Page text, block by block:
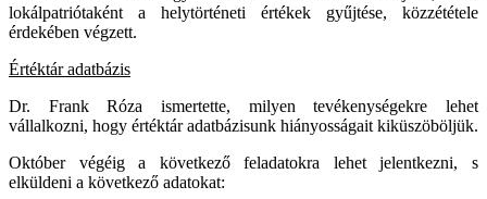
lokálpatriótaként a helytörténeti értékek gyűjtése, közzététele
érdekében végzett.
Értéktár adatbázis
Dr. Frank Róza ismertette, milyen tevékenységekre lehet
vállalkozni, hogy értéktár adatbázisunk hiányosságait kiküszöböljük.
Október végéig a következő feladatokra lehet jelentkezni, s
elküldeni a következő adatokat: